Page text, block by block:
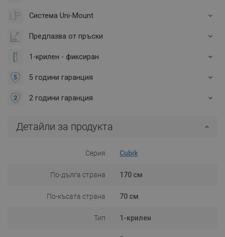
Система Uni-Mount
Предпазва от пръски
1-крилен - фиксиран
5 години гаранция
2 години гаранция
Детайли за продукта
Серия Cubik
По-дълга страна 170 см
По-късата страна 70 см
Тип 1-крилен